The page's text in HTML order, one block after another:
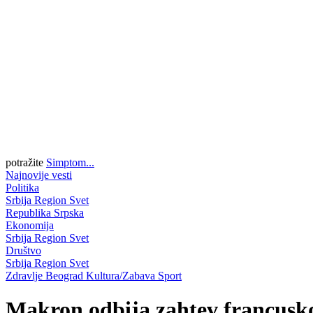
potražite Simptom...
Najnovije vesti
Politika
Srbija Region Svet
Republika Srpska
Ekonomija
Srbija Region Svet
Društvo
Srbija Region Svet
Zdravlje Beograd Kultura/Zabava Sport